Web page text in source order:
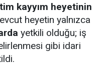
kayyım heyetinin
heyetin yalnızca
yetkili olduğu; iş
gibi idari